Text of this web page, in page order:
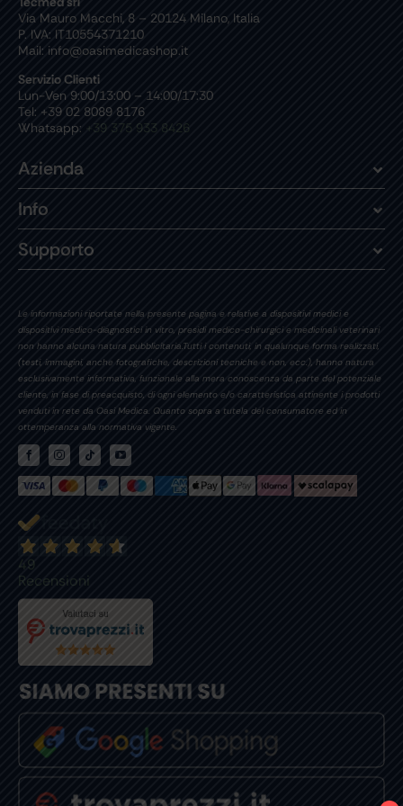
Via Mauro Macchi, 8 – 20124 Milano, Italia
P. IVA: IT10554371210
Mail: info@oasimedicashop.it
Servizio Clienti
Lun-Ven 9:00/13:00 – 14:00/17:30
Tel: +39 02 8089 8176
Whatsapp: +39 375 933 8426
Azienda
Info
Supporto
Le informazioni riportate nella presente pagina e relative a dispositivi medici e
dispositivi medico-diagnostici in vitro, presidi medico-chirurgici e medicinali veterinari
non hanno alcuna natura pubblicitaria.Tutti i contenuti, in qualunque forma realizzati,
(testi, immagini, anche fotografiche, descrizioni tecniche e non, ecc.), hanno natura
esclusivamente informativa, funzionale alla mera conoscenza da parte del potenziale
cliente, in fase di preacquisto, di ogni elemento e/o caratteristica attinente i prodotti
venduti in rete da Oasi Medica. Quanto sopra a tutela del consumatore ed in
ottemperanza alla normativa vigente.
49
Recensioni